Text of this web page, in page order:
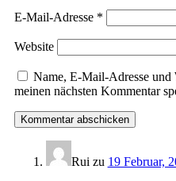
E-Mail-Adresse *
Website
Name, E-Mail-Adresse und
meinen nächsten Kommentar
Ruizu 19 Februar,